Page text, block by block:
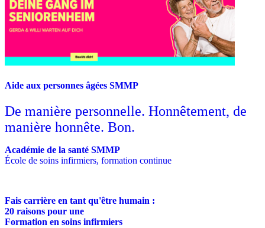
Aide aux personnes âgées SMMP
De manière personnelle. Honnêtement, de
manière honnête. Bon.
Académie de la santé SMMP
École de soins infirmiers, formation continue
Fais carrière en tant qu'être humain :
20 raisons pour une
Formation en soins infirmiers